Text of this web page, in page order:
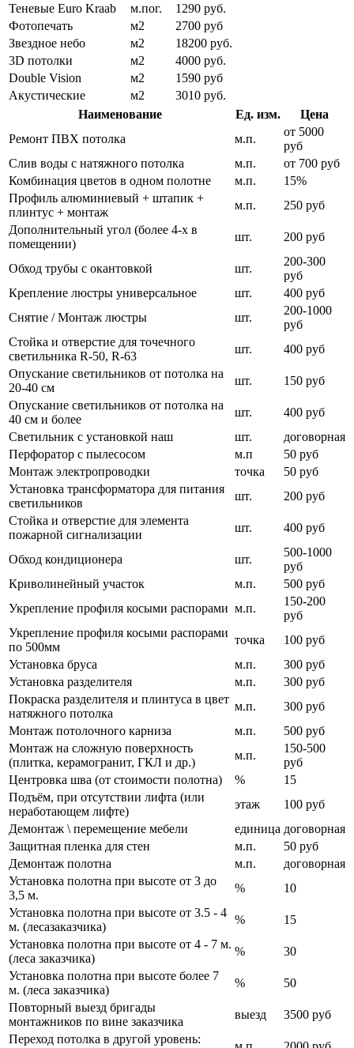
Теневые Euro Kraab
м.пог.
1290 руб.
Фотопечать
м2
2700 руб
Звездное небо
м2
18200 руб.
3D потолки
м2
4000 руб.
Double Vision
м2
1590 руб
Акустические
м2
3010 руб.
Наименование
Ед. изм.
Цена
Ремонт ПВХ потолка
м.п.
от 5000
руб
Слив воды с натяжного потолка
м.п.
от 700 руб
Комбинация цветов в одном полотне
м.п.
15%
Профиль алюминиевый + штапик +
плинтус + монтаж
м.п.
250 руб
Дополнительный угол (более 4-х в
помещении)
шт. 200 руб
Обход трубы с окантовкой шт.
200-300
руб
Крепление люстры универсальное
шт.
400 руб
Снятие / Монтаж люстры
шт.
200-1000
руб
Стойка и отверстие для точечного
светильника R-50, R-63
шт.
400 руб
Опускание светильников от потолка на
20-40 см
шт.
150 руб
Опускание светильников от потолка на
40 см и более
шт.
400 руб
Светильник с установкой наш
шт.
договорная
Перфоратор с пылесосом
м.п
50 руб
Монтаж электропроводки
точка
50 руб
Установка трансформатора для питания
светильников
шт.
200 руб
Стойка и отверстие для элемента
пожарной сигнализации
шт. 400 руб
Обход кондиционера шт.
500-1000
руб
Криволинейный участок
м.п.
500 руб
Укрепление профиля косыми распорами м.п.
150-200
руб
Укрепление профиля косыми распорами
по 500мм
точка
100 руб
Установка бруса
м.п.
300 руб
Установка разделителя
м.п.
300 руб
Покраска разделителя и плинтуса в цвет
натяжного потолка
м.п.
300 руб
Монтаж потолочного карниза
м.п.
500 руб
Монтаж на сложную поверхность
(плитка, керамогранит, ГКЛ и др.)
м.п.
150-500
руб
Центровка шва (от стоимости полотна)
%
15
Подъём, при отсутствии лифта (или
неработающем лифте)
этаж
100 руб
Демонтаж \ перемещение мебели
единица договорная
Защитная пленка для стен
м.п.
50 руб
Демонтаж полотна
м.п.
договорная
Установка полотна при высоте от 3 до
3,5 м.
%
10
Установка полотна при высоте от 3.5 - 4
м. (лесазаказчика)
%
15
Установка полотна при высоте от 4 - 7 м.
(леса заказчика)
%
30
Установка полотна при высоте более 7
м. (леса заказчика)
%
50
Повторный выезд бригады
монтажников по вине заказчика
выезд
3500 руб
Переход потолка в другой уровень: